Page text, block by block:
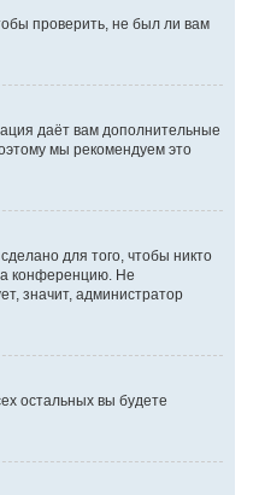
проверить, не был ли вам
даёт вам дополнительные
мы рекомендуем это
для того, чтобы никто
конференцию. Не
значит, администратор
остальных вы будете